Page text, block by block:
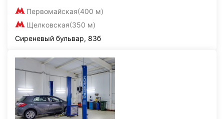
Первомайская(400 м)
Щелковская(350 м)
Сиреневый бульвар, 83б